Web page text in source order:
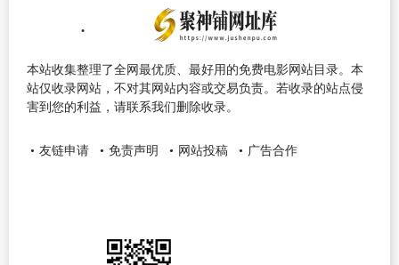
本站收集整理了全网最优质、最好用的免费电影网站目录。本
站仅收录网站，不对其网站内容或交易负责。若收录的站点侵
害到您的利益，请联系我们删除收录。
友链申请 免责声明 网站投稿 广告合作